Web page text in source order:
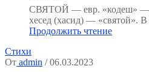
СВЯТОЙ — евр. «кодеш» —
хесед (хасид) — «святой».
Продолжить чтение
Стихи
От admin / 06.03.2023